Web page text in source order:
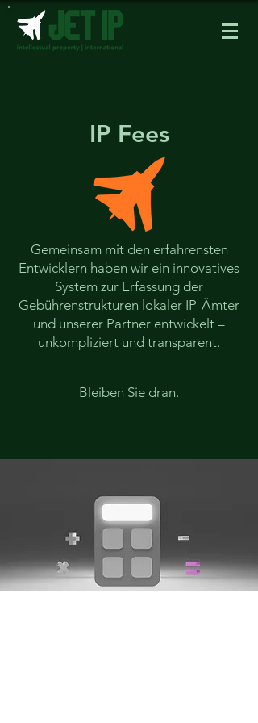
IP Fees
Gemeinsam mit den erfahrensten
Entwicklern haben wir ein innovatives
System zur Erfassung der
Gebührenstrukturen lokaler IP-Ämter
und unserer Partner entwickelt –
unkompliziert und transparent.
Bleiben Sie dran.